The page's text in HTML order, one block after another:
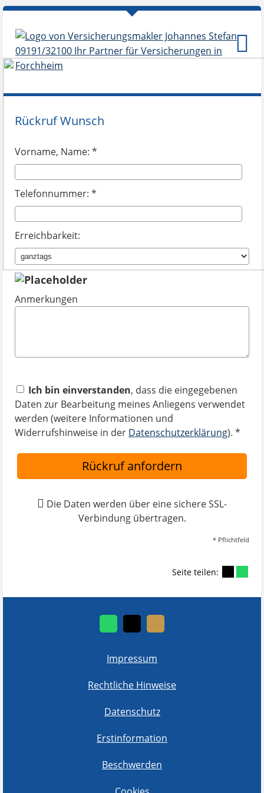
Rückruf Wunsch
Vorname, Name: *
Telefonnummer: *
Erreichbarkeit:
Anmerkungen
Ich bin einverstanden, dass die eingegebenen
Daten zur Bearbeitung meines Anliegens verwendet
werden (weitere Informationen und
Widerrufshinweise in der Datenschutzerklärung). *
Rückruf anfordern
Die Daten werden über eine sichere SSL-
Verbindung übertragen.
* Pflichtfeld
Seite teilen:
Impressum
Rechtliche Hinweise
Datenschutz
Erstinformation
Beschwerden